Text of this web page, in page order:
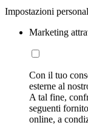
Impostazioni
Marketing
Con il tuo
esterne al
A tal fine,
seguenti
online, a